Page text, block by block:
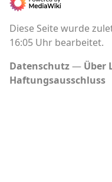
Diese Seite wurde
16:05 Uhr bearbeitet.
Datenschutz
Über
Haftungsausschluss